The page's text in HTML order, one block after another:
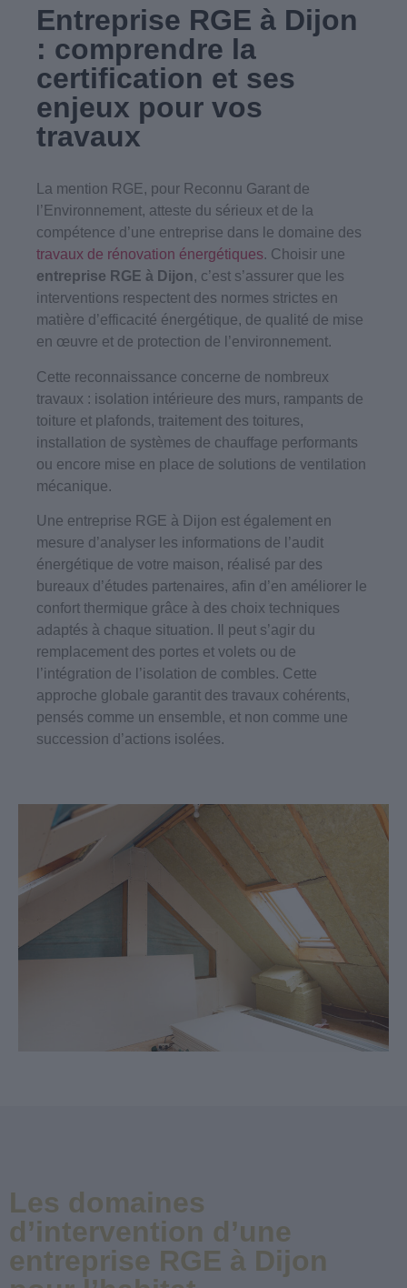
Entreprise RGE à Dijon
: comprendre la
certification et ses
enjeux pour vos
travaux
La mention RGE, pour Reconnu Garant de
l’Environnement, atteste du sérieux et de la
compétence d’une entreprise dans le domaine des
travaux de rénovation énergétiques. Choisir une
entreprise RGE à Dijon, c’est s’assurer que les
interventions respectent des normes strictes en
matière d’efficacité énergétique, de qualité de mise
en œuvre et de protection de l’environnement.
Cette reconnaissance concerne de nombreux
travaux : isolation intérieure des murs, rampants de
toiture et plafonds, traitement des toitures,
installation de systèmes de chauffage performants
ou encore mise en place de solutions de ventilation
mécanique.
Une entreprise RGE à Dijon est également en
mesure d’analyser les informations de l’audit
énergétique de votre maison, réalisé par des
bureaux d’études partenaires, afin d’en améliorer le
confort thermique grâce à des choix techniques
adaptés à chaque situation. Il peut s’agir du
remplacement des portes et volets ou de
l’intégration de l’isolation de combles. Cette
approche globale garantit des travaux cohérents,
pensés comme un ensemble, et non comme une
succession d’actions isolées.
Les domaines
d’intervention d’une
entreprise RGE à Dijon